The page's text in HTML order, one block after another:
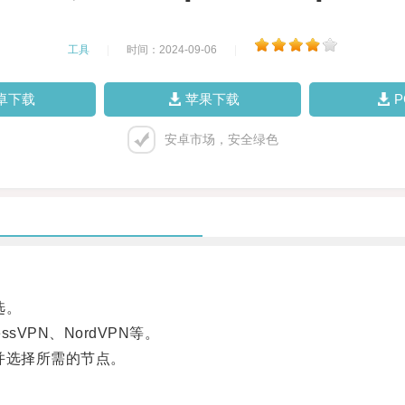
工具 时间：2024-09-06
下载 苹果下载
安卓市场，安全绿色
、NordVPN等。
择所需的节点。